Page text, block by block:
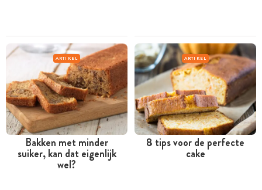
ARTIKEL
Bakken met minder
suiker, kan dat eigenlijk
wel?
ARTIKEL
8 tips voor de perfecte
cake